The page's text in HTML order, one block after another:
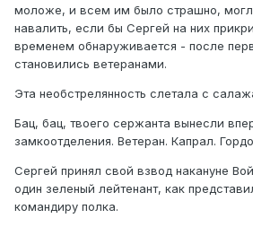
моложе, и всем им было страшно,
навалить, если бы Сергей на них
временем обнаруживается - после
становились ветеранами.
Эта необстрелянность слетала с
Бац, бац, твоего сержанта вынесли
замкоотделения. Ветеран. Капрал.
Сергей принял свой взвод накануне
один зеленый лейтенант, как
командиру полка.